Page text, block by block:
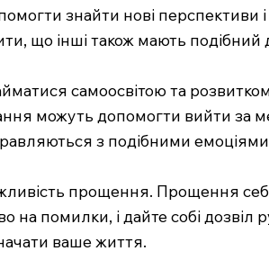
знайти нові
що інші також мають подібний
самоосвітою та
можуть допомогти вийти за
з подібними
прощення. Прощення
на помилки, і дайте собі дозвіл
ваше життя.